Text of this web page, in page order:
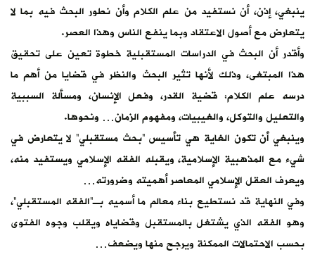
ينبغي، إذن، أن نستفيد من علم الكلام وأن نطور البحث فيه بما لا
يتعارض مع أصول الاعتقاد وبما ينفع الناس وهذا العصر.
وأقدر أن البحث في الدراسات المستقبلية خطوة تعين على تحقيق
هذا المبتغى، وذلك لأنها تثير البحث والنظر في قضايا من أهم ما
درسه علم الكلام: قضية القدر، وفعل الإنسان، ومسألة السببية
والتعليل والتوكل، والغيبيات، ومفهوم الزمان… ونحوها.
وينبغي أن تكون الغاية هي تأسيس “بحث مستقبلي” لا يتعارض في
شيء مع المذهبية الإسلامية، ويقبله الفقه الإسلامي ويستفيد منه،
ويعرف العقل الإسلامي المعاصر أهميته وضرورته…
وفي النهاية قد نستطيع بناء معالم ما أسميه بـ”الفقه المستقبلي”،
وهو الفقه الذي يشتغل بالمستقبل وقضاياه ويقلب وجوه الفتوى
بحسب الاحتمالات الممكنة ويرجح منها ويضعف…